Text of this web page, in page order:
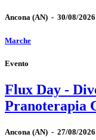
Ancona (AN) - 30/08/2026
Marche
Evento
Flux Day -
Pranoterapia
Ancona (AN) - 27/08/2026